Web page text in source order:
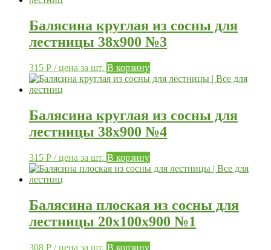
Балясина круглая из сосны для
лестницы 38х900 №3
315 Р / цена за шт. В корзину
Балясина круглая из сосны для
лестницы 38х900 №4
315 Р / цена за шт. В корзину
Балясина плоская из сосны для
лестницы 20х100х900 №1
308 Р / цена за шт. В корзину